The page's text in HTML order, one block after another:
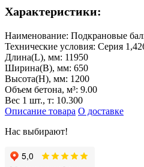
Характеристики:
Наименование: Подкрановые
Технические условия: Серия
Длина(L), мм: 11950
Ширина(B), мм: 650
Высота(H), мм: 1200
Объем бетона, м³: 9.00
Вес 1 шт., т: 10.300
Описание товара О доставке
Нас выбирают!